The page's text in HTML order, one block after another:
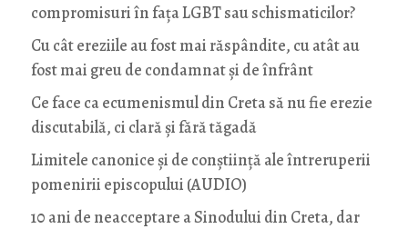
compromisuri în fața LGBT sau schismaticilor?
Cu cât ereziile au fost mai răspândite, cu atât au
fost mai greu de condamnat și de înfrânt
Ce face ca ecumenismul din Creta să nu fie erezie
discutabilă, ci clară și fără tăgadă
Limitele canonice și de conștiință ale întreruperii
pomenirii episcopului (AUDIO)
10 ani de neacceptare a Sinodului din Creta, dar